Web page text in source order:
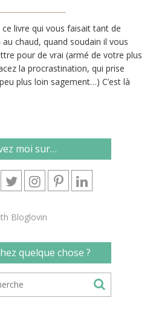
ce livre qui vous faisait tant de
chaud, quand soudain il vous
pour de vrai (armé de votre plus
la procrastination, qui prise
plus loin sagement…) C’est là
moi sur…
Bloglovin
quelque chose ?